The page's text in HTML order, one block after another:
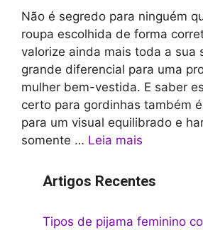
Não é segredo para ninguém
roupa escolhida de forma
valorize ainda mais toda a sua
grande diferencial para uma
mulher bem-vestida. E saber
certo para gordinhas também
para um visual equilibrado e
somente … Leia mais
Artigos Recentes
Tipos de pijama feminino